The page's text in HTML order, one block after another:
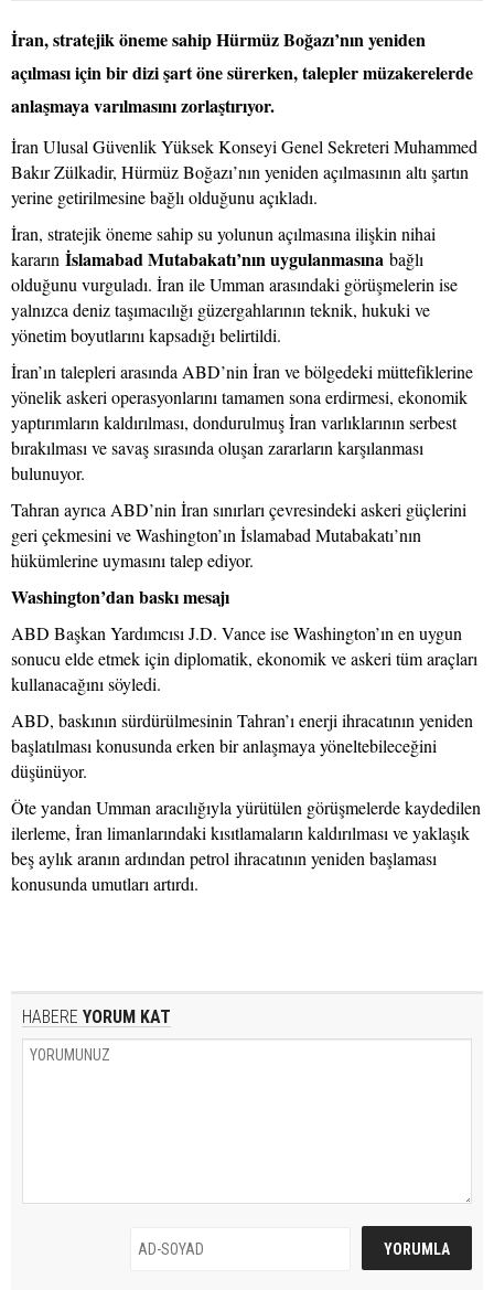
İran, stratejik öneme sahip Hürmüz Boğazı’nın yeniden
açılması için bir dizi şart öne sürerken, talepler müzakerelerde
anlaşmaya varılmasını zorlaştırıyor.
İran Ulusal Güvenlik Yüksek Konseyi Genel Sekreteri Muhammed
Bakır Zülkadir, Hürmüz Boğazı’nın yeniden açılmasının altı şartın
yerine getirilmesine bağlı olduğunu açıkladı.
İran, stratejik öneme sahip su yolunun açılmasına ilişkin nihai
kararın İslamabad Mutabakatı’nın uygulanmasına bağlı
olduğunu vurguladı. İran ile Umman arasındaki görüşmelerin ise
yalnızca deniz taşımacılığı güzergahlarının teknik, hukuki ve
yönetim boyutlarını kapsadığı belirtildi.
İran’ın talepleri arasında ABD’nin İran ve bölgedeki müttefiklerine
yönelik askeri operasyonlarını tamamen sona erdirmesi, ekonomik
yaptırımların kaldırılması, dondurulmuş İran varlıklarının serbest
bırakılması ve savaş sırasında oluşan zararların karşılanması
bulunuyor.
Tahran ayrıca ABD’nin İran sınırları çevresindeki askeri güçlerini
geri çekmesini ve Washington’ın İslamabad Mutabakatı’nın
hükümlerine uymasını talep ediyor.
Washington’dan baskı mesajı
ABD Başkan Yardımcısı J.D. Vance ise Washington’ın en uygun
sonucu elde etmek için diplomatik, ekonomik ve askeri tüm araçları
kullanacağını söyledi.
ABD, baskının sürdürülmesinin Tahran’ı enerji ihracatının yeniden
başlatılması konusunda erken bir anlaşmaya yöneltebileceğini
düşünüyor.
Öte yandan Umman aracılığıyla yürütülen görüşmelerde kaydedilen
ilerleme, İran limanlarındaki kısıtlamaların kaldırılması ve yaklaşık
beş aylık aranın ardından petrol ihracatının yeniden başlaması
konusunda umutları artırdı.
HABERE YORUM KAT